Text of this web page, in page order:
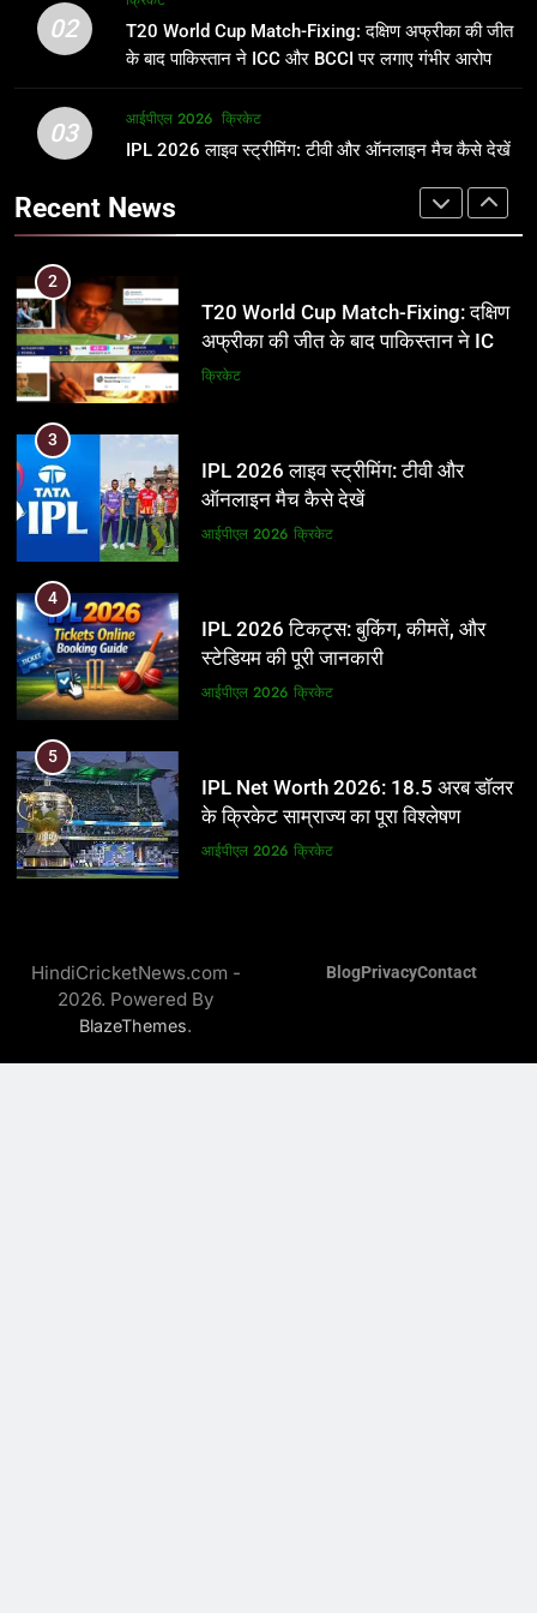
उम्र, परिवार, करियर और शादी से जुड़ी हर
जानकारी
क्रिकेट
2
T20 World Cup Match-Fixing: दक्षिण
3
IPL 2026 लाइव स्ट्रीमिंग: टीवी और
ऑनलाइन मैच कैसे देखें
आईपीएल 2026
4
IPL 2026 टिकट्स: बुकिंग, कीमतें, और
स्टेडियम की पूरी जानकारी
आईपीएल 2026 क्रिकेट
5
IPL Net Worth 2026: 18.5 अरब डॉलर
के क्रिकेट साम्राज्य का पूरा विश्लेषण
आईपीएल 2026 क्रिकेट
6
IPL टीम के मालिक: फ्रेंचाइजी के पीछे की
असली ताकत
आईपीएल 2026 क्रिकेट
विस्तृत विश्लेषण (2008-2026)
क्रिकेट
8
02
T20 World Cup Match-Fixing: दक्षिण अफ्रीका की जीत
के बाद पाकिस्तान ने ICC और BCCI पर लगाए गंभीर आरोप
03 आईपीएल 2026 क्रिकेट
IPL 2026 लाइव स्ट्रीमिंग: टीवी और ऑनलाइन मैच कैसे देखें
Recent News
फाइनल में हो सकती है महा-भिड़ंत, जानें पूरा
समीकरण
T20 वर्ल्ड कप 2026
1
अर्जुन तेंदुलकर की पत्नी सानिया चंडोक:
उम्र, परिवार, करियर और शादी से जुड़ी हर
2
T20 World Cup Match-Fixing: दक्षिण
अफ्रीका की जीत के बाद पाकिस्तान ने ICC
और BCCI पर लगाए गंभीर आरोप
क्रिकेट
3
IPL 2026 लाइव स्ट्रीमिंग: टीवी और
ऑनलाइन मैच कैसे देखें
आईपीएल 2026 क्रिकेट
4
IPL 2026 टिकट्स: बुकिंग, कीमतें, और
स्टेडियम की पूरी जानकारी
आईपीएल 2026 क्रिकेट
5
IPL Net Worth 2026: 18.5 अरब डॉलर
के क्रिकेट साम्राज्य का पूरा विश्लेषण
आईपीएल 2026 क्रिकेट
असली ताकत
आईपीएल 2026
HindiCricketNews.com -
2026. Powered By
BlazeThemes.
BlogPrivacyContact